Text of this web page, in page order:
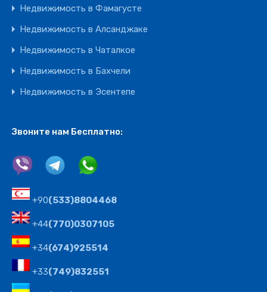
Недвижимость в Фамагусте
Недвижимость в Алсанджаке
Недвижимость в Чаталкое
Недвижимость в Бахчели
Недвижимость в Эсентепе
Звоните нам Бесплатно:
+90(533)8804468
+44(770)0307105
+34(674)925514
+33(749)832551